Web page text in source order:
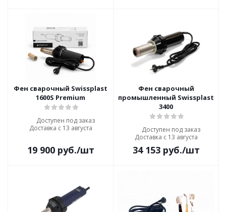
Фен сварочный Swissplast
1600S Premium
Доступен под заказ
Доставка с 13 августа
19 900руб./шт
Фен сварочный
промышленный Swissplast
3400
Доступен под заказ
Доставка с 13 августа
34 153руб./шт